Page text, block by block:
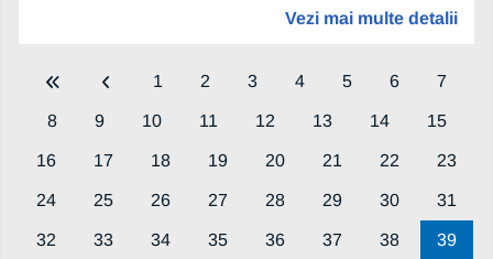
Vezi mai multe detalii
1 2 3 4 5 6 7
8 9 10 11 12 13 14 15
16 17 18 19 20 21 22 23
24 25 26 27 28 29 30 31
32 33 34 35 36 37 38 39